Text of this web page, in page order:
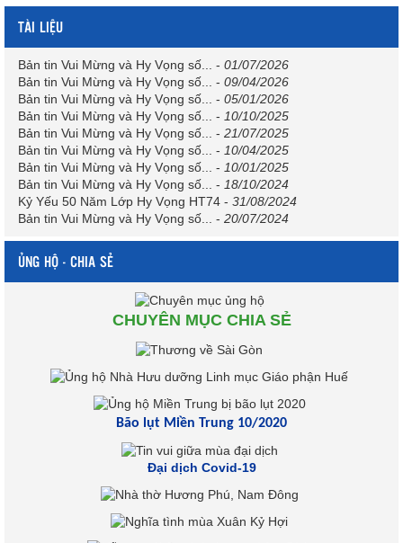
TÀI LIỆU
Bản tin Vui Mừng và Hy Vọng số... - 01/07/2026
Bản tin Vui Mừng và Hy Vọng số... - 09/04/2026
Bản tin Vui Mừng và Hy Vọng số... - 05/01/2026
Bản tin Vui Mừng và Hy Vọng số... - 10/10/2025
Bản tin Vui Mừng và Hy Vọng số... - 21/07/2025
Bản tin Vui Mừng và Hy Vọng số... - 10/04/2025
Bản tin Vui Mừng và Hy Vọng số... - 10/01/2025
Bản tin Vui Mừng và Hy Vọng số... - 18/10/2024
Kỷ Yếu 50 Năm Lớp Hy Vọng HT74 - 31/08/2024
Bản tin Vui Mừng và Hy Vọng số... - 20/07/2024
ỦNG HỘ - CHIA SẺ
CHUYÊN MỤC CHIA SẺ
Bão lụt Miền Trung 10/2020
Đại dịch Covid-19